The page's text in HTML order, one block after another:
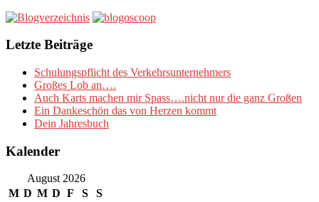
Letzte Beiträge
Schulungspflicht des Verkehrsunternehmers
Großes Lob an….
Auch Karts machen mir Spass….nicht nur die ganz Großen
Ein Dankeschön das von Herzen kommt
Dein Jahresbuch
Kalender
August 2026
M D M D F S S